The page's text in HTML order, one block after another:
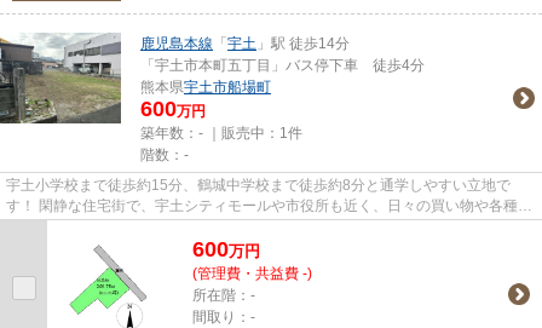
鹿児島本線 「 宇土 」駅 徒歩14分
「宇土市本町五丁目」バス停下車 徒歩4分
熊本県宇土市船場町
600万円
築年数：- ｜販売中： 1件
階数：-
宇土小学校まで徒歩約15分、鶴城中学校まで徒歩約8分と通学しやすい立地で
す！ 閑静な住宅街で、宇土シティモールや市役所も近く、日々の買い物や各種手
600万円
(管理費・共益費 -)
所在階：-
間取り：-